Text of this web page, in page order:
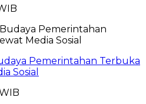
Pemerintahan Terbuka
Sosial